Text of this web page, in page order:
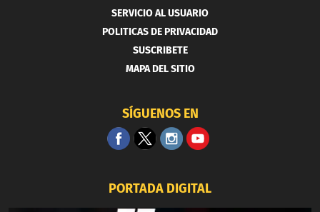
SERVICIO AL USUARIO
POLITICAS DE PRIVACIDAD
SUSCRIBETE
MAPA DEL SITIO
SÍGUENOS EN
PORTADA DIGITAL